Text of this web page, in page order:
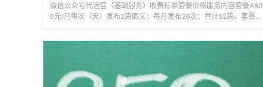
微信公众号代运营（基础服务）收费标准套餐价格服务内容套餐A80
0元/月每次（天）发布2篇图文；每月发布26次；共计52篇。套餐B1